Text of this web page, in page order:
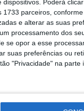
Poderá
parceiros,
e alterar as suas
processamento dos
se opor a esse
suas preferências ou
"Privacidade" na parte
decidimos não
para esta situação:
lo em ação. O facto
será
a moto e a